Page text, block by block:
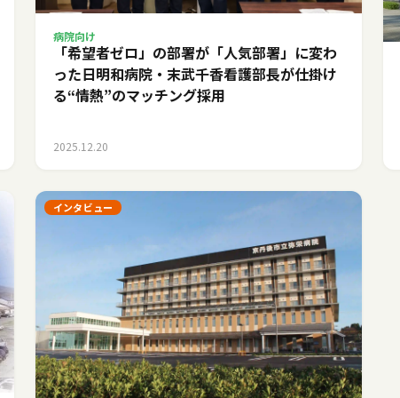
病院向け
「希望者ゼロ」の部署が「人気部署」に変わ
った日――明和病院・末武千香看護部長が仕掛け
る“情熱”のマッチング採用
2025.12.20
インタビュー